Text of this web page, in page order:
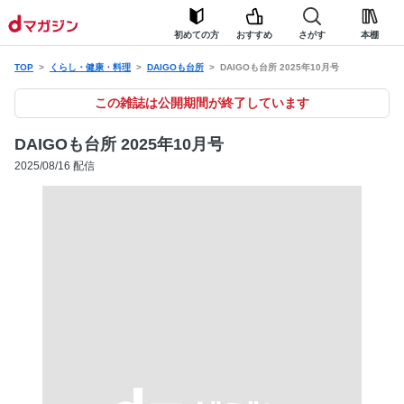
初めての方 おすすめ さがす 本棚
TOP くらし・健康・料理 DAIGOも台所 DAIGOも台所 2025年10月号
この雑誌は公開期間が終了しています
DAIGOも台所 2025年10月号
2025/08/16 配信